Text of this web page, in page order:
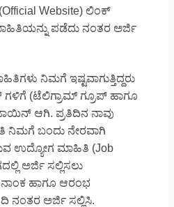
Website) ಲಿಂಕ್
ಪಡೆದು ನಂತರ ಅರ್ಜಿ
ನಿಮಗೆ ಇಷ್ಟವಾಗುತ್ತಿದ್ದರು
ಗಳಿಗೆ (ಟೆಲಿಗ್ರಾಮ್ ಗ್ರೂಪ್ ಹಾಗೂ
ಆಗಿ. ಪ್ರತಿದಿನ ನಾವು
ನಿಮಗೆ ಬಂದು ನೇರವಾಗಿ
ಉದ್ಯೋಗ ಮಾಹಿತಿ (Job
ಅರ್ಜಿ ಸಲ್ಲಿಸಲು
ಹಾಗೂ ಆರಂಭ
ನಂತರ ಅರ್ಜಿ ಸಲ್ಲಿಸಿ.